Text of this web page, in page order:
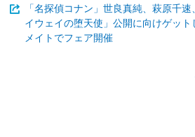
「名探偵コナン」世良真純、萩原千
イウェイの堕天使」公開に向けゲッ
メイトでフェア開催